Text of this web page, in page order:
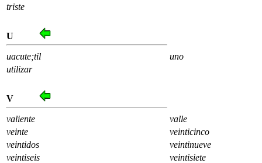
triste
U
uacute;til
uno
utilizar
V
valiente
valle
veinte
veinticinco
veintidos
veintinueve
veintiseis
veintisiete